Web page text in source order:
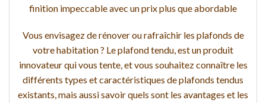
finition impeccable avec un prix plus que abordable
Vous envisagez de rénover ou rafraîchir les plafonds de
votre habitation ? Le plafond tendu, est un produit
innovateur qui vous tente, et vous souhaitez connaître les
différents types et caractéristiques de plafonds tendus
existants, mais aussi savoir quels sont les avantages et les